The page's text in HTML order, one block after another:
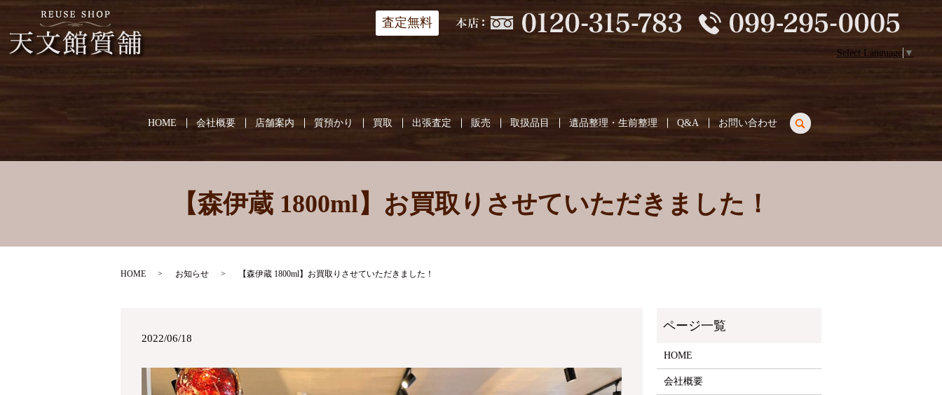
HOME 会社概要 店舗案内 質預かり 買取 出張査定 販売 取扱品目 遺品整理・生前整理 Q&A お問い合わせ search
査定無料
Select Language ▼
【森伊蔵 1800ml】お買取りさせていただきました！
HOME お知らせ 【森伊蔵 1800ml】お買取りさせていただきました！
2022/06/18
HOME
会社概要